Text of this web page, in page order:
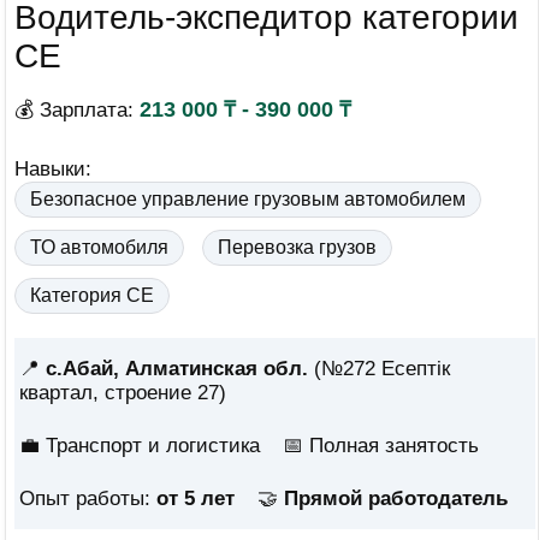
Водитель-экспедитор категории
СЕ
💰 Зарплата: 213 000 ₸ - 390 000 ₸
Навыки:
Безопасное управление грузовым автомобилем
ТО автомобиля Перевозка грузов
Категория СЕ
📍 с.Абай, Алматинская обл. (№272 Есептік
квартал, строение 27)
💼 Транспорт и логистика 📅 Полная занятость
Опыт работы: от 5 лет 🤝 Прямой работодатель